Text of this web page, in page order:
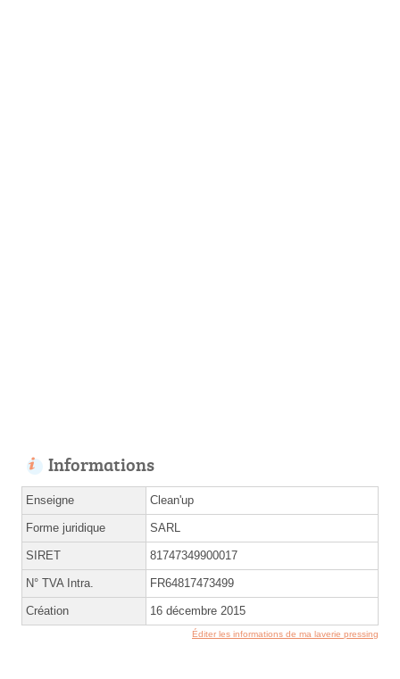
Informations
Enseigne Clean'up
Forme juridique SARL
SIRET 81747349900017
N° TVA Intra. FR64817473499
Création 16 décembre 2015
Éditer les informations de ma laverie pressing